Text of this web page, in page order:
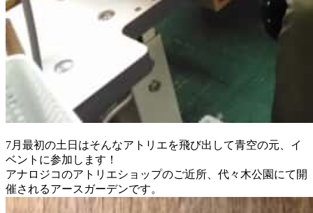
7月最初の土日はそんなアトリエを飛び出して青空の元、イ
ベントに参加します！
アナロジコのアトリエショップのご近所、代々木公園にて開
催されるアースガーデンです。